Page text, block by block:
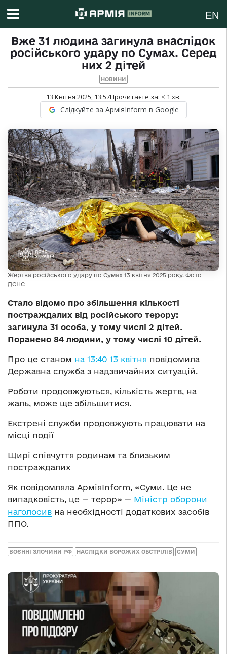
EN
Вже 31 людина загинула внаслідок
російського удару по Сумах. Серед
них 2 дітей
НОВИНИ
13 Квітня 2025, 13:57Прочитаєте за: < 1 хв.
Слідкуйте за АрміяInform в Google
Жертва російського удару по Сумах 13 квітня 2025 року. Фото
ДСНС
Стало відомо про збільшення кількості
постраждалих від російського терору:
загинула 31 особа, у тому числі 2 дітей.
Поранено 84 людини, у тому числі 10 дітей.
Про це станом на 13:40 13 квітня повідомила
Державна служба з надзвичайних ситуацій.
Роботи продовжуються, кількість жертв, на
жаль, може ще збільшитися.
Екстрені служби продовжують працювати на
місці події
Щирі співчуття родинам та близьким
постраждалих
Як повідомляла АрміяInform, «Суми. Це не
випадковість, це — терор» — Міністр оборони
наголосив на необхідності додаткових засобів
ППО.
ВОЄННІ ЗЛОЧИНИ РФ НАСЛІДКИ ВОРОЖИХ ОБСТРІЛІВ СУМИ